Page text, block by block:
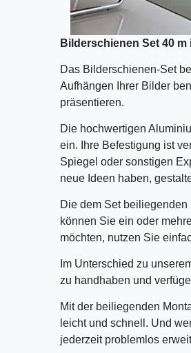
Bilderschienen Set 40 m
Das Bilderschienen-Set
Aufhängen Ihrer Bilder
präsentieren.
Die hochwertigen
ein. Ihre Befestigung ist
Spiegel oder sonstigen
neue Ideen haben,
Die dem Set
können Sie ein oder
möchten, nutzen Sie
Im Unterschied zu
zu handhaben und
Mit der beiliegenden
leicht und schnell. Und
jederzeit problemlos